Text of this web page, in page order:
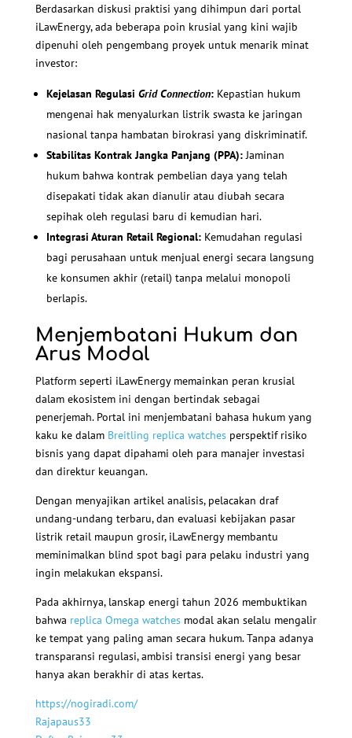
Berdasarkan diskusi praktisi yang dihimpun dari portal
iLawEnergy, ada beberapa poin krusial yang kini wajib
dipenuhi oleh pengembang proyek untuk menarik minat
investor:
Kejelasan Regulasi Grid Connection:Kepastian hukum
mengenai hak menyalurkan listrik swasta ke jaringan
nasional tanpa hambatan birokrasi yang diskriminatif.
Stabilitas Kontrak Jangka Panjang (PPA):Jaminan
hukum bahwa kontrak pembelian daya yang telah
disepakati tidak akan dianulir atau diubah secara
sepihak oleh regulasi baru di kemudian hari.
Integrasi Aturan Retail Regional:Kemudahan regulasi
bagi perusahaan untuk menjual energi secara langsung
ke konsumen akhir (retail) tanpa melalui monopoli
berlapis.
Menjembatani Hukum dan
Arus Modal
Platform seperti iLawEnergy memainkan peran krusial
dalam ekosistem ini dengan bertindak sebagai
penerjemah. Portal ini menjembatani bahasa hukum yang
kaku ke dalam Breitling replica watchesperspektif risiko
bisnis yang dapat dipahami oleh para manajer investasi
dan direktur keuangan.
Dengan menyajikan artikel analisis, pelacakan draf
undang-undang terbaru, dan evaluasi kebijakan pasar
listrik retail maupun grosir, iLawEnergy membantu
meminimalkan blind spot bagi para pelaku industri yang
ingin melakukan ekspansi.
Pada akhirnya, lanskap energi tahun 2026 membuktikan
bahwa replica Omega watchesmodal akan selalu mengalir
ke tempat yang paling aman secara hukum. Tanpa adanya
transparansi regulasi, ambisi transisi energi yang besar
hanya akan berakhir di atas kertas.
https://nogiradi.com/
Rajapaus33